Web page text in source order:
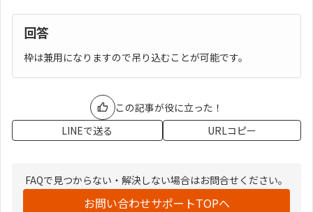
回答
枠は兼用になりますので吊り込むことが可能です。
この記事が役に立った！
LINEで送る
URLコピー
FAQで見つからない・解決しない場合はお問合せください。
お問い合わせサポートTOPへ